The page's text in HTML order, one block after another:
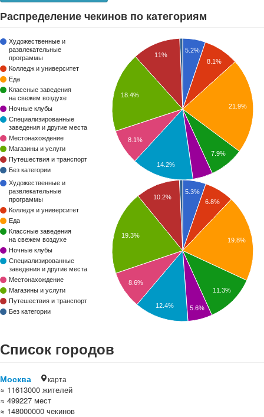
Распределение чекинов по категориям
Художественные и
развлекательные
программы
Колледж и университет
Еда
Классные заведения
на свежем воздухе
Ночные клубы
Специализированные
заведения и другие места
Местонахождение
Магазины и услуги
Путешествия и транспорт
Без категории
5.2%
8.1%
21.9%
7.9%
11%
18.4%
8.1%
14.2%
Художественные и
развлекательные
программы
Колледж и университет
Еда
Классные заведения
на свежем воздухе
Ночные клубы
Специализированные
заведения и другие места
Местонахождение
Магазины и услуги
Путешествия и транспорт
Без категории
5.3%
6.8%
19.8%
11.3%
5.6%
10.2%
19.3%
8.6%
12.4%
Список городов
Москва карта
≈ 11613000 жителей
≈ 499227 мест
≈ 148000000 чекинов